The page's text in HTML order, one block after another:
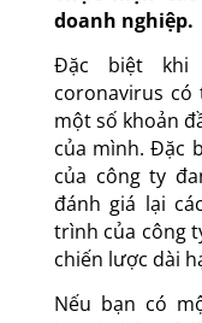
Thực hiện
doanh nghiệp.
Đặc biệt khi
coronavirus
một số khoản
của mình. Đặc
của công ty
đánh giá lại
trình của công
chiến lược dài